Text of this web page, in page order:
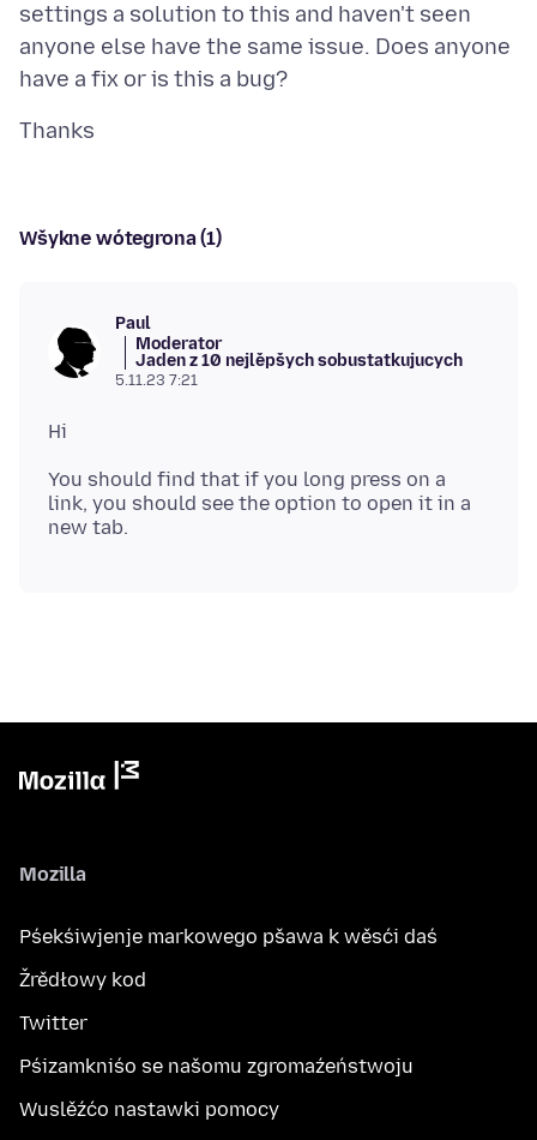
settings a solution to this and haven't seen
anyone else have the same issue. Does anyone
Wšykne wótegrona (1)
Paul
Moderator
Jaden z 10 nejlěpšych sobustatkujucych
5.11.23 7:21
You should find that if you long press on a
link, you should see the option to open it in a
Mozilla
Pśekśiwjenje markowego pšawa k wěsći daś
Žrědłowy kod
Twitter
Pśizamkniśo se našomu zgromaźeństwoju
Wuslěźćo nastawki pomocy